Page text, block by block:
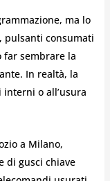
ma lo
pulsanti consumati
far sembrare la
In realtà, la
o all’usura
a Milano,
di gusci chiave